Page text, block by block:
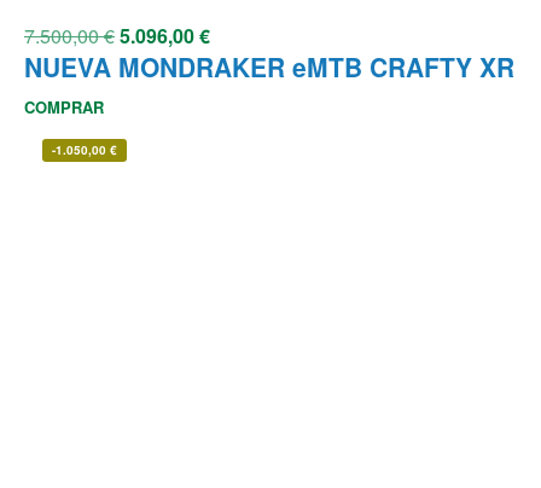
7.500,00€5.096,00€
NUEVA MONDRAKER eMTB CRAFTY XR
COMPRAR
-1.050,00 €